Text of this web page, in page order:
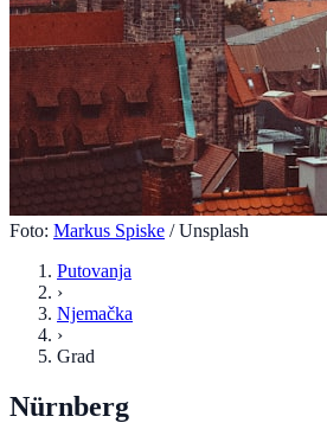
Foto: Markus Spiske / Unsplash
Putovanja
›
Njemačka
›
Grad
Nürnberg